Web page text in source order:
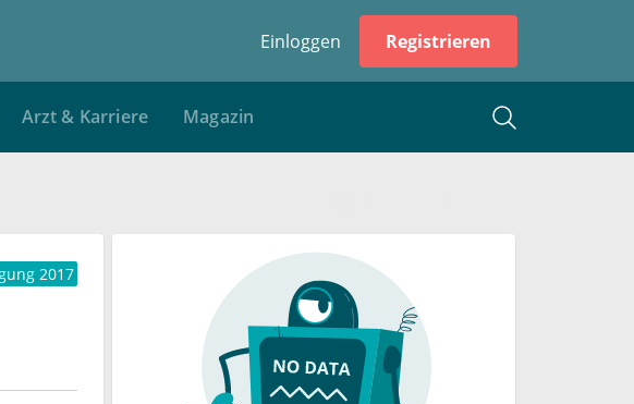
Einloggen Registrieren
Arzt & Karriere Magazin
2017